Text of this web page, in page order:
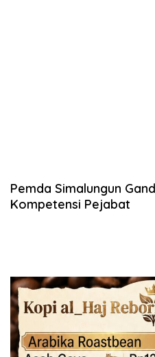
Pemda Simalungun
Kompetensi Pejabat